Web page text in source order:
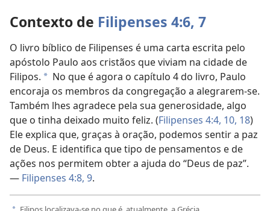
Contexto de Filipenses 4:6, 7
O livro bíblico de Filipenses é uma carta escrita pelo
apóstolo Paulo aos cristãos que viviam na cidade de
Filipos. a No que é agora o capítulo 4 do livro, Paulo
encoraja os membros da congregação a alegrarem-se.
Também lhes agradece pela sua generosidade, algo
que o tinha deixado muito feliz. (Filipenses 4:4, 10, 18)
Ele explica que, graças à oração, podemos sentir a paz
de Deus. E identifica que tipo de pensamentos e de
ações nos permitem obter a ajuda do “Deus de paz”.
— Filipenses 4:8, 9.